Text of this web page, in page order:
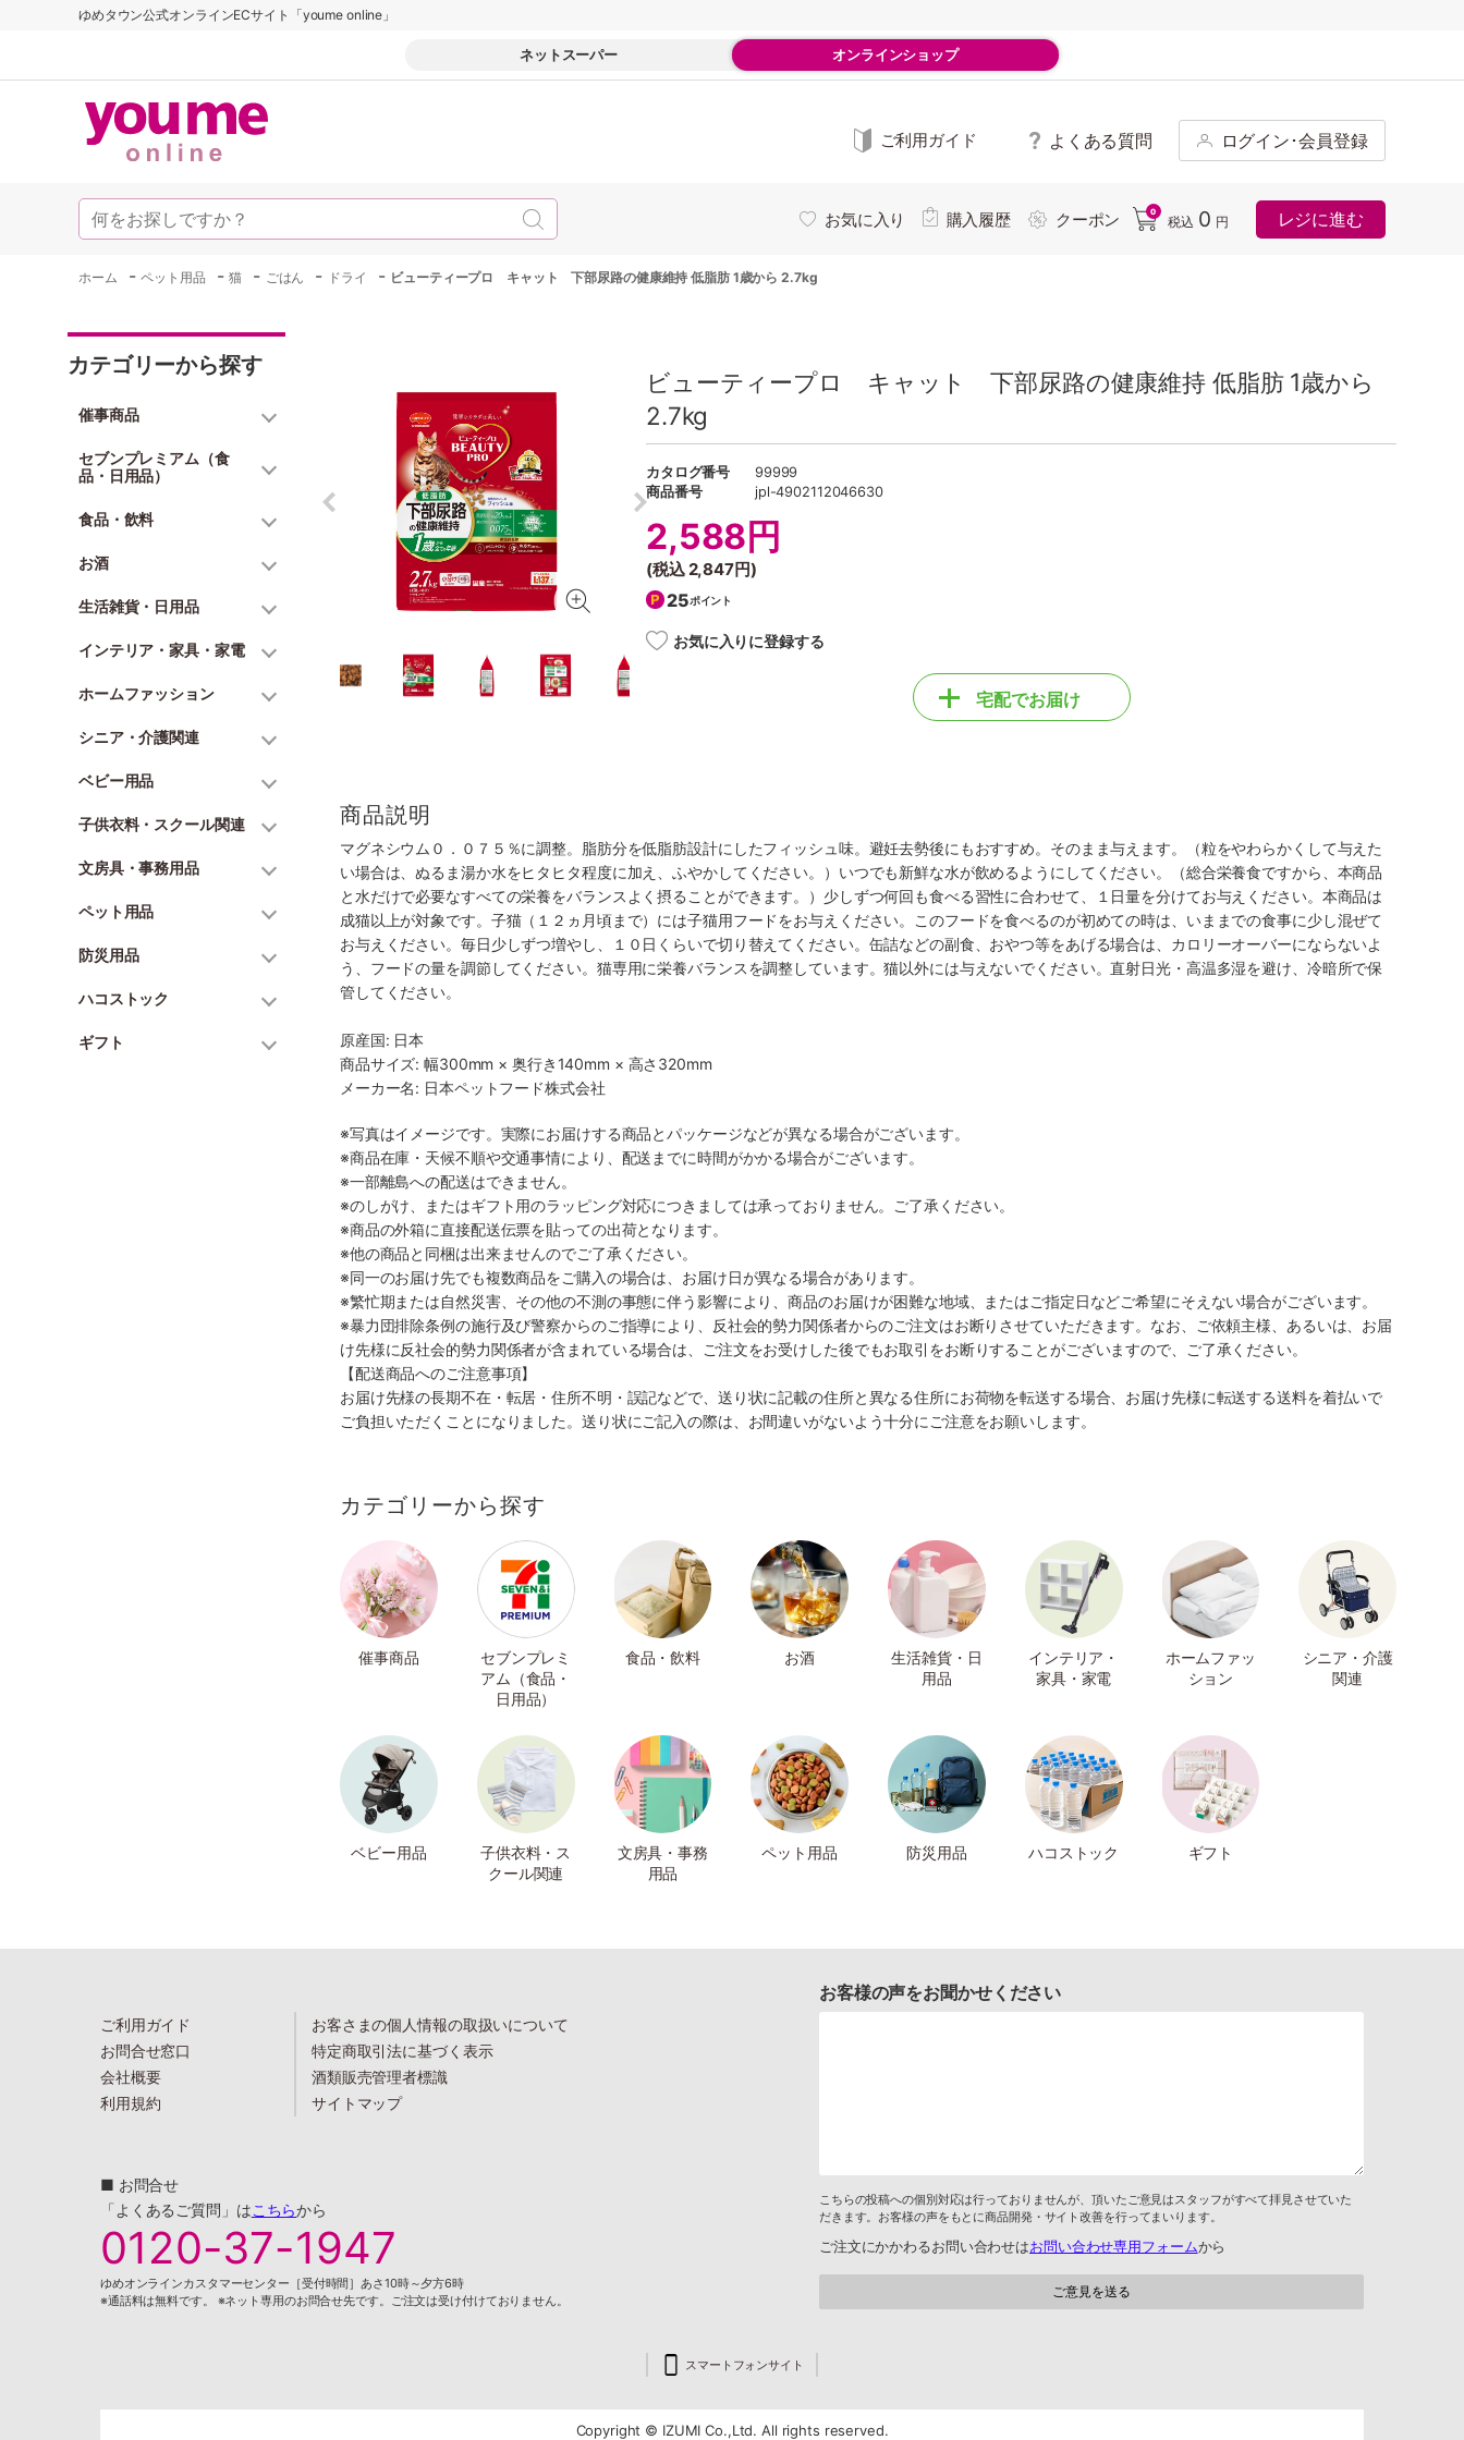
ゆめタウン公式オンラインECサイト「youme online」
ネットスーパー オンラインショップ
ご利用ガイド よくある質問 ログイン･会員登録
お気に入り 購入履歴 クーポン 0
税込 0 円 レジに進む
ホーム -ペット用品 -猫 - ごはん - ドライ - ビューティープロ キャット 下部尿路の健康維持 低脂肪 1歳から 2.7kg
カテゴリーから探す
催事商品
セブンプレミアム（食
品・日用品）
食品・飲料
お酒
生活雑貨・日用品
インテリア・家具・家電
ホームファッション
シニア・介護関連
ベビー用品
子供衣料・スクール関連
文房具・事務用品
ペット用品
防災用品
ハコストック
ギフト
ビューティープロ キャット 下部尿路の健康維持 低脂肪 1歳から
2.7kg
カタログ番号
99999
商品番号
jpl-4902112046630
2,588円
(税込2,847円)
25ポイント
お気に入りに登録する
宅配でお届け
商品説明
マグネシウム０．０７５％に調整。脂肪分を低脂肪設計にしたフィッシュ味。避妊去勢後にもおすすめ。そのまま与えます。（粒をやわらかくして与えた
い場合は、ぬるま湯か水をヒタヒタ程度に加え、ふやかしてください。）いつでも新鮮な水が飲めるようにしてください。（総合栄養食ですから、本商品
と水だけで必要なすべての栄養をバランスよく摂ることができます。）少しずつ何回も食べる習性に合わせて、１日量を分けてお与えください。本商品は
成猫以上が対象です。子猫（１２ヵ月頃まで）には子猫用フードをお与えください。このフードを食べるのが初めての時は、いままでの食事に少し混ぜて
お与えください。毎日少しずつ増やし、１０日くらいで切り替えてください。缶詰などの副食、おやつ等をあげる場合は、カロリーオーバーにならないよ
う、フードの量を調節してください。猫専用に栄養バランスを調整しています。猫以外には与えないでください。直射日光・高温多湿を避け、冷暗所で保
管してください。
原産国: 日本
商品サイズ: 幅300mm × 奥行き140mm × 高さ320mm
メーカー名: 日本ペットフード株式会社
※写真はイメージです。実際にお届けする商品とパッケージなどが異なる場合がございます。
※商品在庫・天候不順や交通事情により、配送までに時間がかかる場合がございます。
※一部離島への配送はできません。
※のしがけ、またはギフト用のラッピング対応につきましては承っておりません。ご了承ください。
※商品の外箱に直接配送伝票を貼っての出荷となります。
※他の商品と同梱は出来ませんのでご了承ください。
※同一のお届け先でも複数商品をご購入の場合は、お届け日が異なる場合があります。
※繁忙期または自然災害、その他の不測の事態に伴う影響により、商品のお届けが困難な地域、またはご指定日などご希望にそえない場合がございます。
※暴力団排除条例の施行及び警察からのご指導により、反社会的勢力関係者からのご注文はお断りさせていただきます。なお、ご依頼主様、あるいは、お届
け先様に反社会的勢力関係者が含まれている場合は、ご注文をお受けした後でもお取引をお断りすることがございますので、ご了承ください。
【配送商品へのご注意事項】
お届け先様の長期不在・転居・住所不明・誤記などで、送り状に記載の住所と異なる住所にお荷物を転送する場合、お届け先様に転送する送料を着払いで
ご負担いただくことになりました。送り状にご記入の際は、お間違いがないよう十分にご注意をお願いします。
カテゴリーから探す
催事商品
セブンプレミ
アム（食品・
日用品）
食品・飲料 お酒
生活雑貨・日
用品
インテリア・
家具・家電
ホームファッ
ション
シニア・介護
関連
ベビー用品
子供衣料・ス
クール関連
文房具・事務
用品
ペット用品 防災用品 ハコストック ギフト
ご利用ガイド
お問合せ窓口
会社概要
利用規約
お客さまの個人情報の取扱いについて
特定商取引法に基づく表示
酒類販売管理者標識
サイトマップ
■ お問合せ
「よくあるご質問」はこちらから
0120-37-1947
ゆめオンラインカスタマーセンター［受付時間］あさ10時～夕方6時
※通話料は無料です。 ※ネット専用のお問合せ先です。ご注文は受け付けておりません。
お客様の声をお聞かせください
こちらの投稿への個別対応は行っておりませんが、頂いたご意見はスタッフがすべて拝見させていた
だきます。お客様の声をもとに商品開発・サイト改善を行ってまいります。
ご注文にかかわるお問い合わせはお問い合わせ専用フォームから
スマートフォンサイト
Copyright © IZUMI Co.,Ltd. All rights reserved.